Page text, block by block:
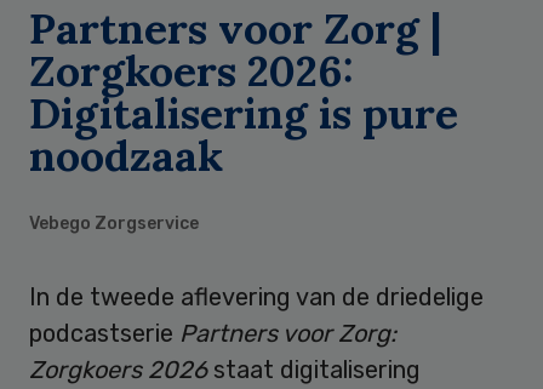
Partners voor Zorg |
Zorgkoers 2026:
Digitalisering is pure
noodzaak
Vebego Zorgservice
In de tweede aflevering van de driedelige
podcastserie Partners voor Zorg:
Zorgkoers 2026staat digitalisering